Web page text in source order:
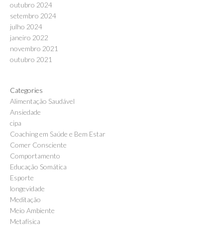
outubro 2024
setembro 2024
julho 2024
janeiro 2022
novembro 2021
outubro 2021
Categories
Alimentação Saudável
Ansiedade
cipa
Coaching em Saúde e Bem Estar
Comer Consciente
Comportamento
Educação Somática
Esporte
longevidade
Meditação
Meio Ambiente
Metafísica